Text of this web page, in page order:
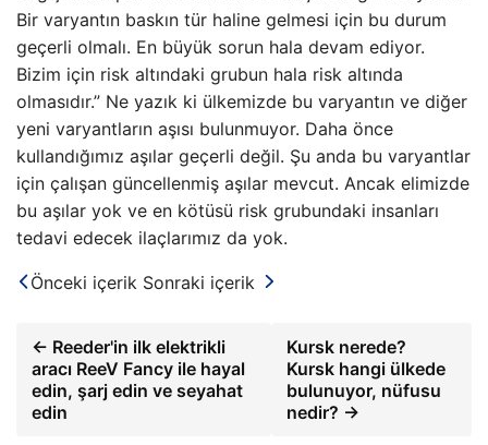
Bir varyantın baskın tür haline gelmesi için bu durum
geçerli olmalı. En büyük sorun hala devam ediyor.
Bizim için risk altındaki grubun hala risk altında
olmasıdır.” Ne yazık ki ülkemizde bu varyantın ve diğer
yeni varyantların aşısı bulunmuyor. Daha önce
kullandığımız aşılar geçerli değil. Şu anda bu varyantlar
için çalışan güncellenmiş aşılar mevcut. Ancak elimizde
bu aşılar yok ve en kötüsü risk grubundaki insanları
tedavi edecek ilaçlarımız da yok.
Önceki içerik Sonraki içerik
← Reeder'in ilk elektrikli
aracı ReeV Fancy ile hayal
edin, şarj edin ve seyahat
edin
Kursk nerede?
Kursk hangi ülkede
bulunuyor, nüfusu
nedir? →